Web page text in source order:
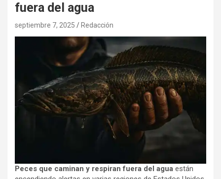
fuera del agua
septiembre 7, 2025 Redacción
Peces que caminan y respiran fuera del agua están